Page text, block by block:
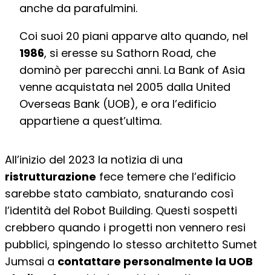
anche da parafulmini.
Coi suoi 20 piani apparve alto quando, nel
1986, si eresse su Sathorn Road, che
dominò per parecchi anni. La Bank of Asia
venne acquistata nel 2005 dalla United
Overseas Bank (UOB), e ora l’edificio
appartiene a quest’ultima.
All’inizio del 2023 la notizia di una
ristrutturazione fece temere che l’edificio
sarebbe stato cambiato, snaturando così
l’identità del Robot Building. Questi sospetti
crebbero quando i progetti non vennero resi
pubblici, spingendo lo stesso architetto Sumet
Jumsai a contattare personalmente la UOB